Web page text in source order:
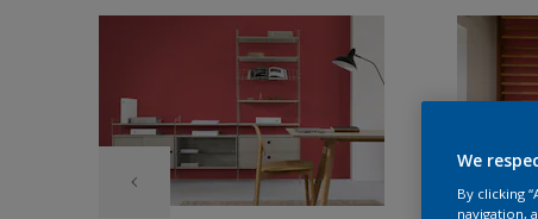
We
By clicking
navigation,